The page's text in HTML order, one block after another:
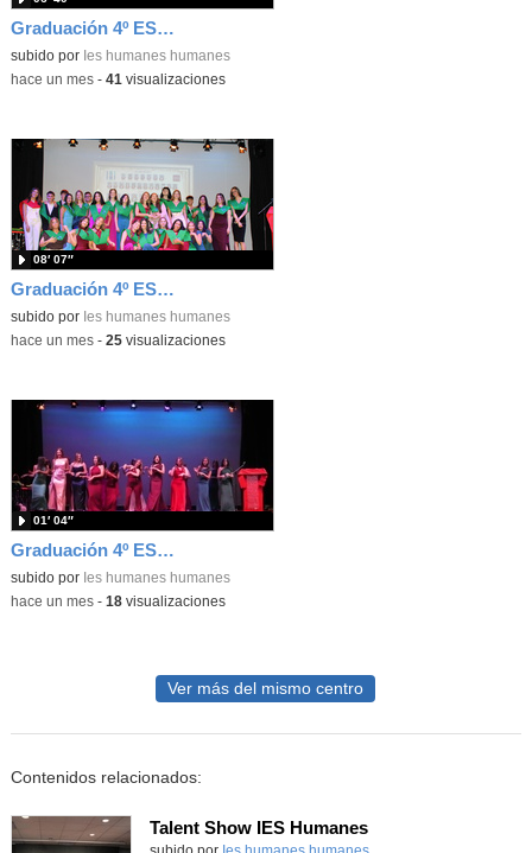
Graduación 4º ESO. Mejores expedientes
subido por Ies humanes humanes
-hace un mes- 41 visualizaciones
Graduación 4º ESO. Entrega de bandas 4ºA
subido por Ies humanes humanes
08′ 07″
-hace un mes- 25visualizaciones
Graduación 4º ESO. Baile final alumnos
subido por Ies humanes humanes
01′ 04″
-hace un mes- 18visualizaciones
Ver más del mismo centro
Contenidos relacionados:
Talent Show IES Humanes